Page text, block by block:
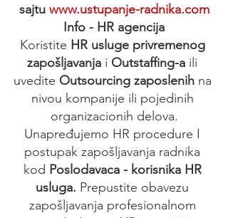
sajtu www.ustupanje-radnika.com
Info - HR agencija
Koristite HR usluge privremenog
zapošljavanja i Outstaffing-a ili
uvedite Outsourcing zaposlenih na
nivou kompanije ili pojedinih
organizacionih delova.
Unapređujemo HR procedure I
postupak zapošljavanja radnika
kod Poslodavaca - korisnika HR
usluga. Prepustite obavezu
zapošljavanja profesionalnom